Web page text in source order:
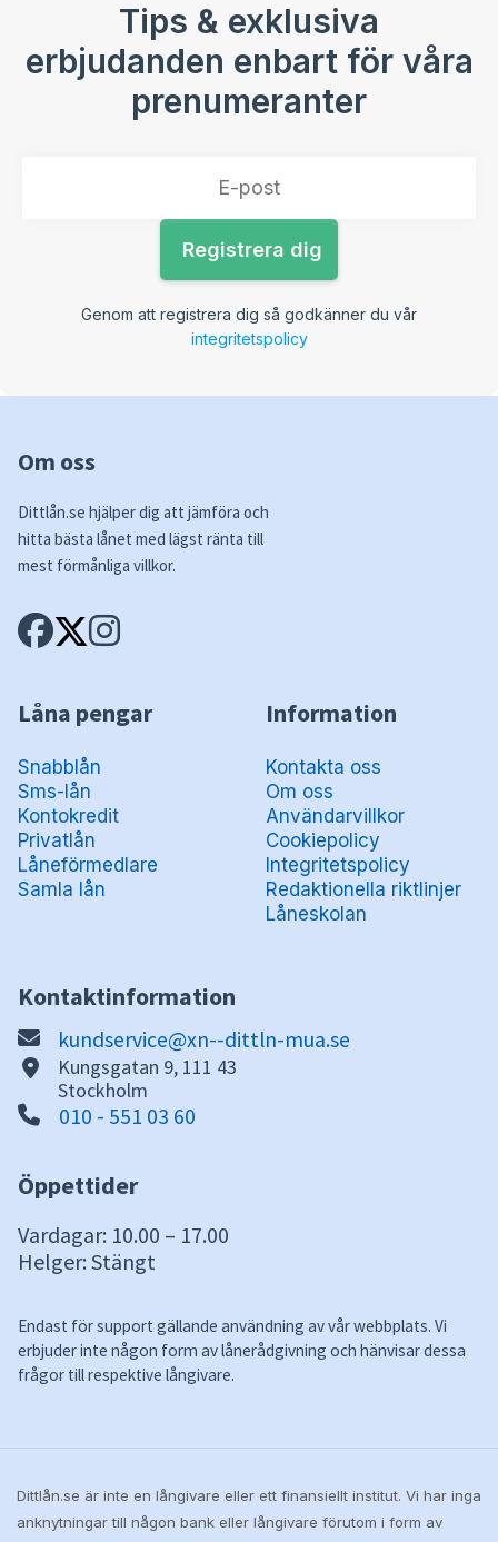
Tips & exklusiva
erbjudanden enbart för våra
prenumeranter
Genom att registrera dig så godkänner du vår
integritetspolicy
Om oss
Dittlån.se hjälper dig att jämföra och
hitta bästa lånet med lägst ränta till
mest förmånliga villkor.
Låna pengar
Snabblån
Sms-lån
Kontokredit
Privatlån
Låneförmedlare
Samla lån
Information
Kontakta oss
Om oss
Användarvillkor
Cookiepolicy
Integritetspolicy
Redaktionella riktlinjer
Låneskolan
Kontaktinformation
kundservice@xn--dittln-mua.se
Kungsgatan 9, 111 43
Stockholm
010 - 551 03 60
Öppettider
Vardagar: 10.00 – 17.00
Helger: Stängt
Endast för support gällande användning av vår webbplats. Vi
erbjuder inte någon form av lånerådgivning och hänvisar dessa
frågor till respektive långivare.
Dittlån.se är inte en långivare eller ett finansiellt institut. Vi har inga
anknytningar till någon bank eller långivare förutom i form av